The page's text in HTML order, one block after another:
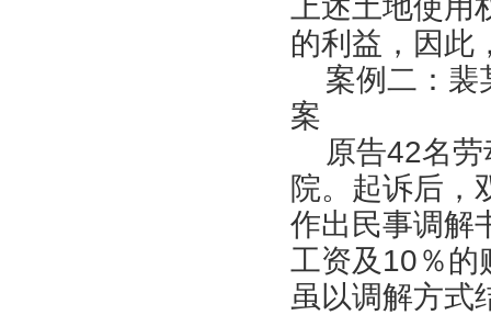
上述土地使
的利益，因此
案例二：裴
案
原告42名劳
院。起诉后，
作出民事调解
工资及10％的
虽以调解方式